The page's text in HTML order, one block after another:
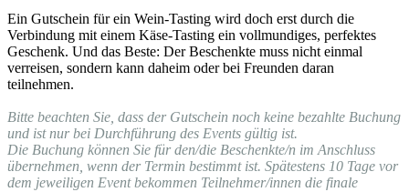
Ein Gutschein für ein Wein-Tasting wird doch erst durch die
Verbindung mit einem Käse-Tasting ein vollmundiges, perfektes
Geschenk. Und das Beste: Der Beschenkte muss nicht einmal
verreisen, sondern kann daheim oder bei Freunden daran
teilnehmen.
Bitte beachten Sie, dass der Gutschein noch keine bezahlte Buchung
und ist nur bei Durchführung des Events gültig ist.
Die Buchung können Sie für den/die Beschenkte/n im Anschluss
übernehmen, wenn der Termin bestimmt ist. Spätestens 10 Tage vor
dem jeweiligen Event bekommen Teilnehmer/innen die finale